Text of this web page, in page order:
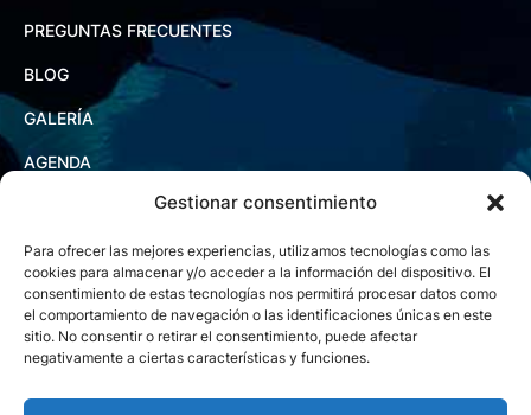
Gestionar consentimiento
Para ofrecer las mejores experiencias, utilizamos tecnologías como las
cookies para almacenar y/o acceder a la información del dispositivo. El
consentimiento de estas tecnologías nos permitirá procesar datos como
el comportamiento de navegación o las identificaciones únicas en este
sitio. No consentir o retirar el consentimiento, puede afectar
negativamente a ciertas características y funciones.
PREGUNTAS FRECUENTES
BLOG
GALERÍA
AGENDA